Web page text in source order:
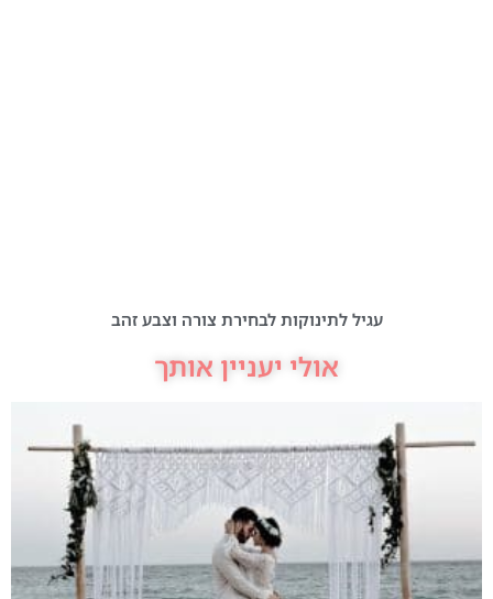
עגיל לתינוקות לבחירת צורה וצבע זהב
אולי יעניין אותך